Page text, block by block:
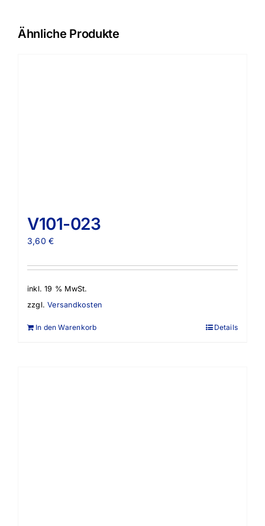
Ähnliche Produkte
V101-023
3,60€
inkl. 19 % MwSt.
zzgl.Versandkosten
In den Warenkorb Details